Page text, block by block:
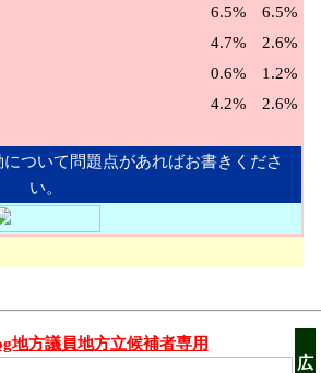
6.5%
6.5%
4.7%
2.6%
0.6%
1.2%
4.2% 2.6%
ついて問題点があればお書きくださ
い。
地方議員地方立候補者専用
広